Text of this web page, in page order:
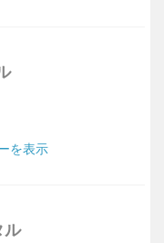
を表示
ル